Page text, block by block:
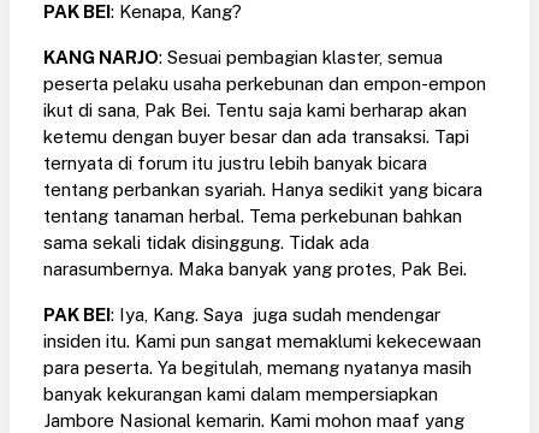
PAK BEI: Kenapa, Kang?
KANG NARJO: Sesuai pembagian klaster, semua
peserta pelaku usaha perkebunan dan empon-empon
ikut di sana, Pak Bei. Tentu saja kami berharap akan
ketemu dengan buyer besar dan ada transaksi. Tapi
ternyata di forum itu justru lebih banyak bicara
tentang perbankan syariah. Hanya sedikit yang bicara
tentang tanaman herbal. Tema perkebunan bahkan
sama sekali tidak disinggung. Tidak ada
narasumbernya. Maka banyak yang protes, Pak Bei.
PAK BEI: Iya, Kang. Saya juga sudah mendengar
insiden itu. Kami pun sangat memaklumi kekecewaan
para peserta. Ya begitulah, memang nyatanya masih
banyak kekurangan kami dalam mempersiapkan
Jambore Nasional kemarin. Kami mohon maaf yang